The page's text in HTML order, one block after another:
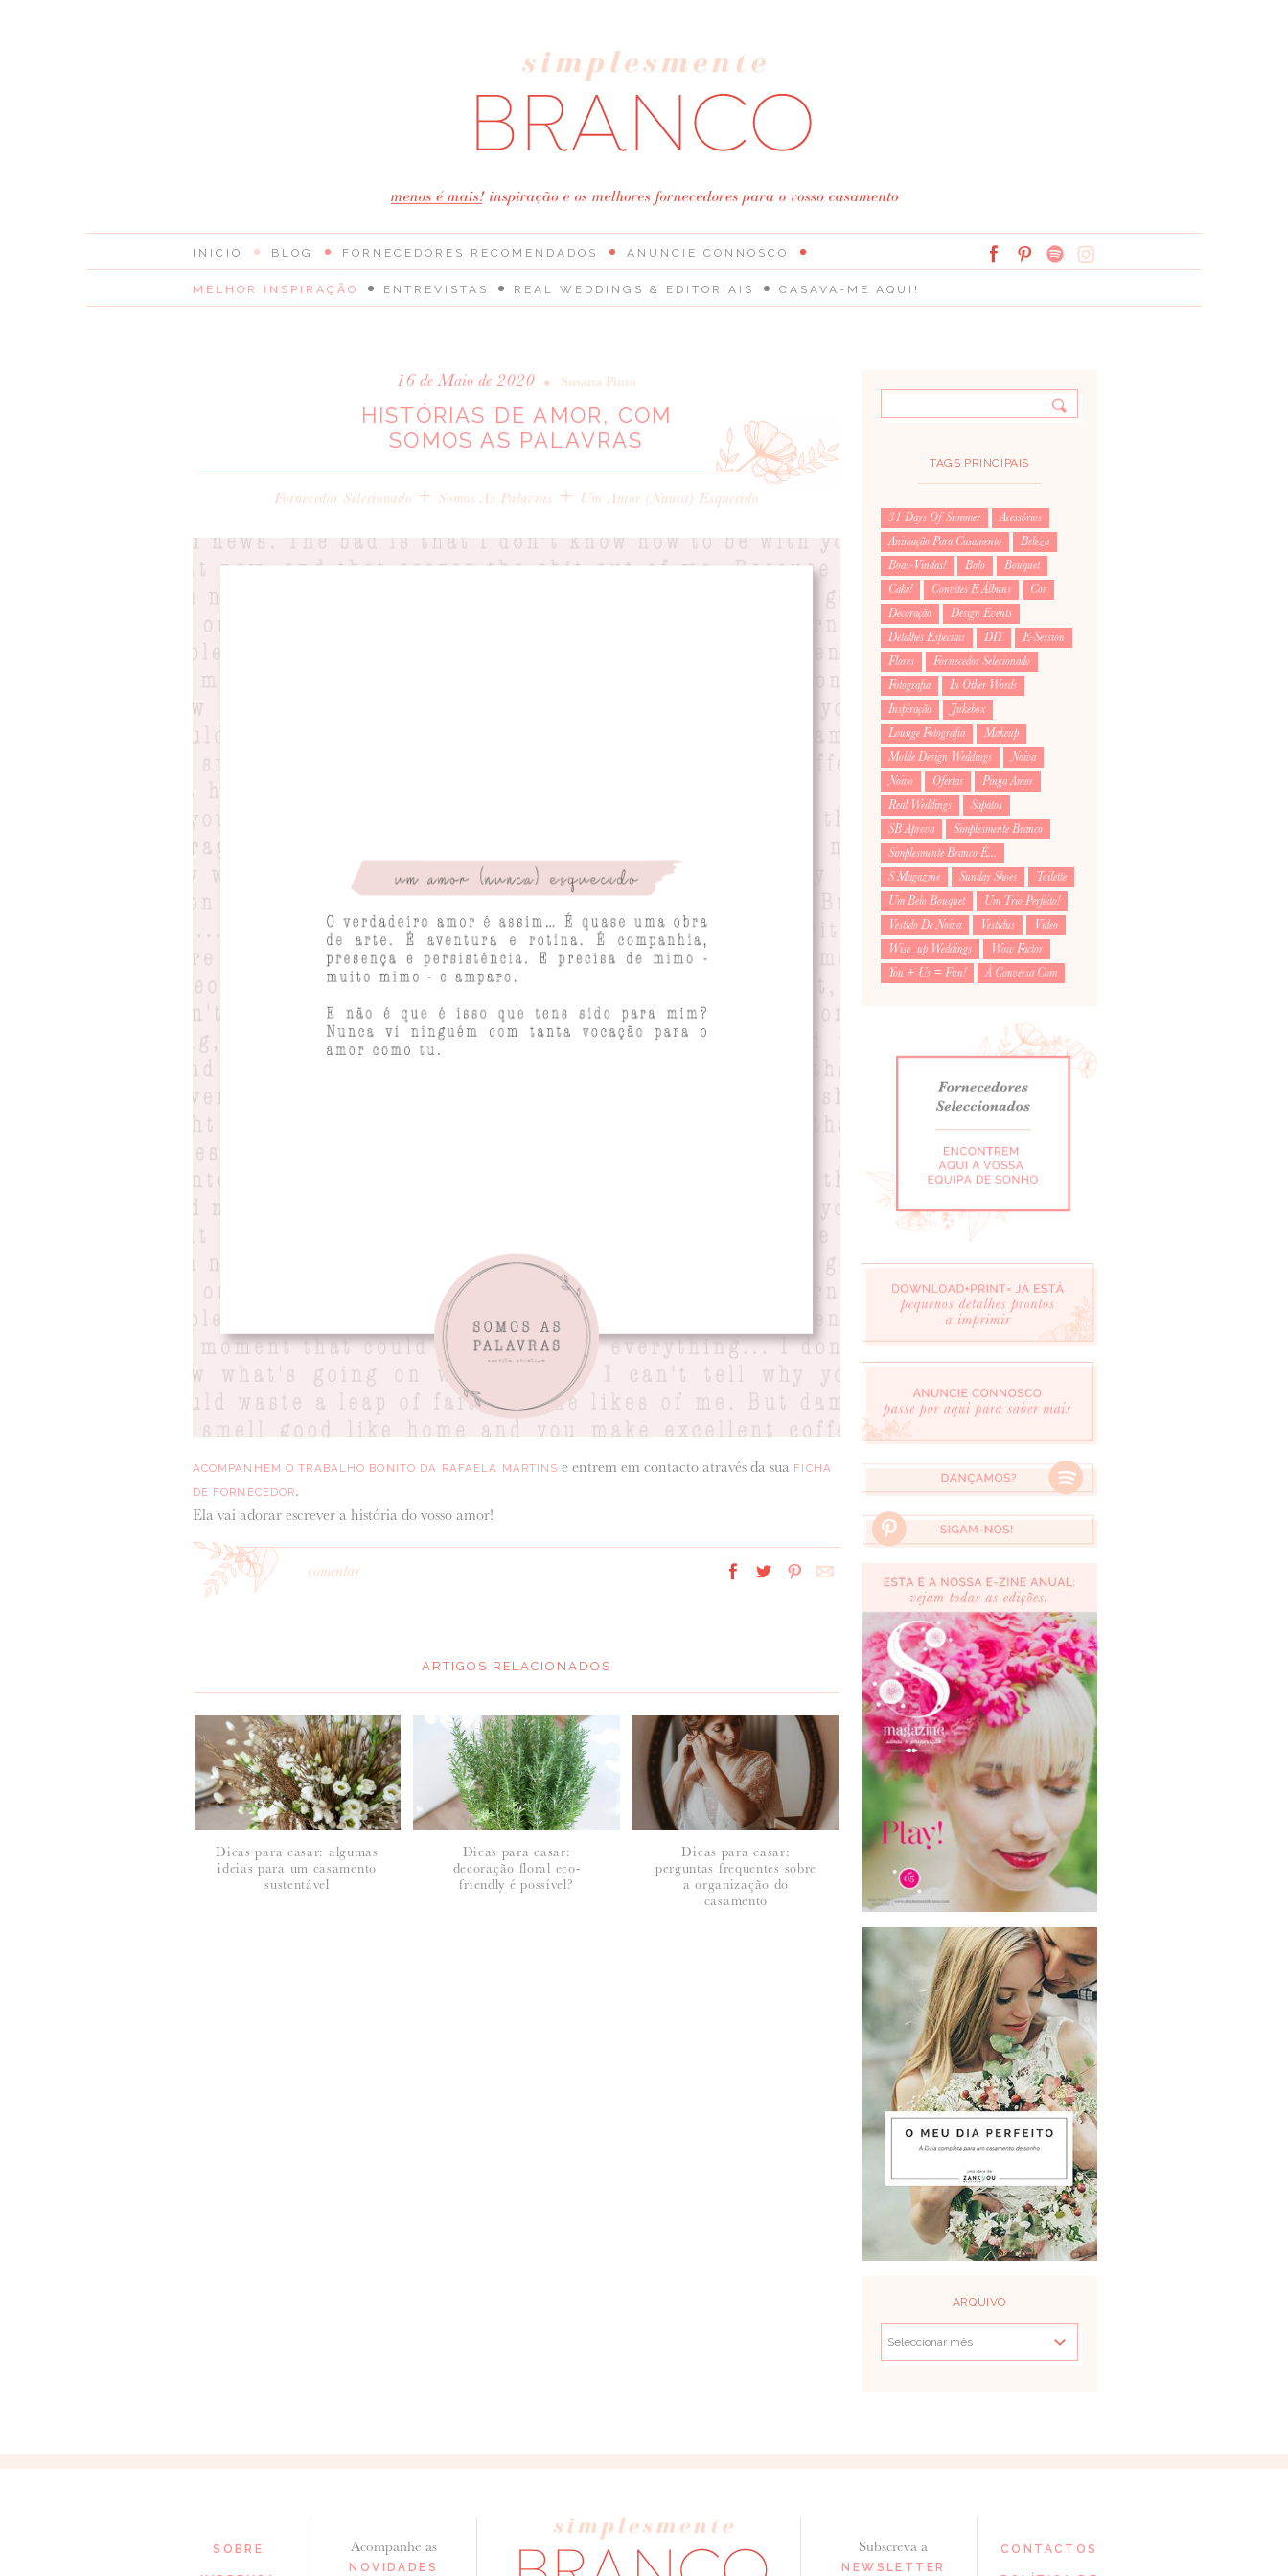
INICIO BLOG
MELHOR INSPIRAÇÃO ENTREVISTAS REAL WEDDINGS & EDITORIAIS CASAVA-ME AQUI!
FORNECEDORES RECOMENDADOS ANUNCIE CONNOSCO
16 de Maio de 2020 • Susana Pinto
HISTÓRIAS DE AMOR, COM
SOMOS AS PALAVRAS
Fornecedor Selecionado + Somos As Palavras + Um Amor (nunca) Esquecido
ACOMPANHEM O TRABALHO BONITO DA RAFAELA MARTINS e entrem em contacto através da sua FICHA
DE FORNECEDOR.
Ela vai adorar escrever a história do vosso amor!
comentar
NOME*:
ARTIGOS RELACIONADOS
Dicas para casar: algumas
ideias para um casamento
sustentável
Dicas para casar:
decoração floral eco-
friendly é possível?
Dicas para casar:
perguntas frequentes sobre
a organização do
casamento
TAGS PRINCIPAIS
31 Days Of Summer
Acessórios
Animação Para Casamento
Beleza
Boas-Vindas!
Bolo
Bouquet
Cake!
Convites E Álbuns
Cor
Decoração
Design Events
Detalhes Especiais
DIY
E-Session
Flores
Fornecedor Selecionado
Fotografia
In Other Words
Inspiração
Jukebox
Lounge Fotografia
Makeup
Molde Design Weddings
Noiva
Noivo
Ofertas
Pinga Amor
Real Weddings
Sapatos
SB Aprova
Simplesmente Branco
Simplesmente Branco É...
S Magazine
Sunday Shoes
Toilette
Um Belo Bouquet
Um Trio Perfeito!
Vestido De Noiva
Vestidus
Video
Wise_up Weddings
Wow Factor
You + Us = Fun!
À Conversa Com
ARQUIVO
SOBRE Acompanhe as
NOVIDADES
Subscreva a
NEWSLETTER
CONTACTOS